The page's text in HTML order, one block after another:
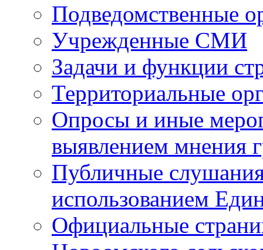
Подведомственные
Учрежденные СМИ
Задачи и функции
Территориальные
Опросы и иные
выявлением мнения
Публичные
использованием
Официальные